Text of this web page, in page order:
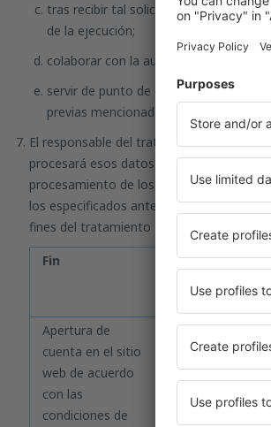
tras recibir tal solicitud, facilitar
de la ejecución;
colaborar con la autoridad de control;
servir de punto de contacto para la
previas mencionadas en el art. 36 y,
El responsable del tratamiento asegura
procesará esos datos en un ámbito
procesamiento de los mismos. En caso
los especificados anteriormente),
fines del tratamiento de los datos.
Fin
Explicación
Apertura de
cuenta en el sitio
web de acuerdo
con las
condiciones de
Aquí se trata
para permitirte
utilizarla para
transacciones
medios